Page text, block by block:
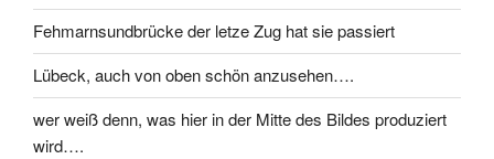
Fehmarnsundbrücke der letze Zug hat sie passiert
Lübeck, auch von oben schön anzusehen….
wer weiß denn, was hier in der Mitte des Bildes produziert
wird….